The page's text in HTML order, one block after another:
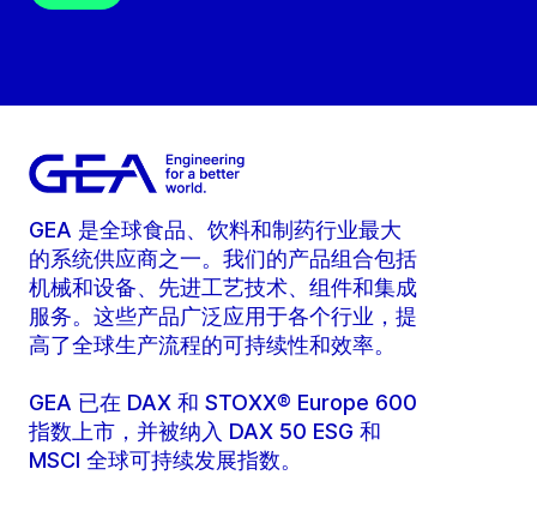
GEA 是全球食品、饮料和制药行业最大
的系统供应商之一。我们的产品组合包括
机械和设备、先进工艺技术、组件和集成
服务。这些产品广泛应用于各个行业，提
高了全球生产流程的可持续性和效率。
GEA 已在 DAX 和 STOXX® Europe 600
指数上市，并被纳入 DAX 50 ESG 和
MSCI 全球可持续发展指数。